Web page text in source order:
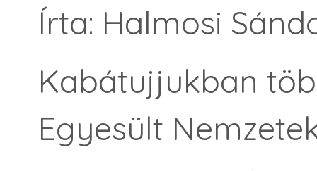
Írta: Halmosi
Kabátujjukban
Egyesült